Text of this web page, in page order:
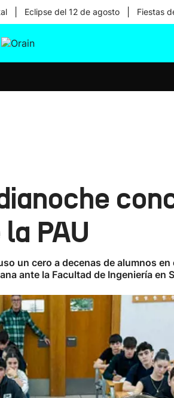
Eclipse del 12 de agosto Fiestas
PAU
un cero a decenas de alumnos
ante la Facultad de Ingeniería en